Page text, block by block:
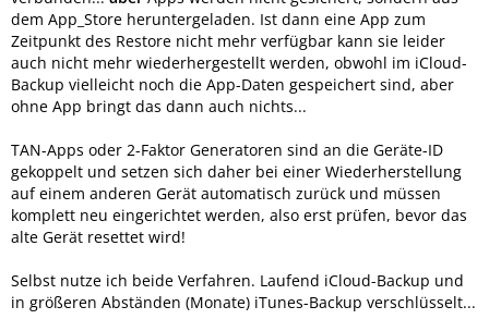
dem App_Store heruntergeladen. Ist dann eine App zum
Zeitpunkt des Restore nicht mehr verfügbar kann sie leider
auch nicht mehr wiederhergestellt werden, obwohl im iCloud-
Backup vielleicht noch die App-Daten gespeichert sind, aber
ohne App bringt das dann auch nichts...
TAN-Apps oder 2-Faktor Generatoren sind an die Geräte-ID
gekoppelt und setzen sich daher bei einer Wiederherstellung
auf einem anderen Gerät automatisch zurück und müssen
komplett neu eingerichtet werden, also erst prüfen, bevor das
alte Gerät resettet wird!
Selbst nutze ich beide Verfahren. Laufend iCloud-Backup und
in größeren Abständen (Monate) iTunes-Backup verschlüsselt...